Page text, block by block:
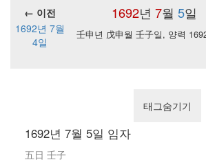
1692년 7월 5일
← 이전
1692년 7월
4일
壬申년 戊申월 壬子일, 양력
태그숨기기
1692년 7월 5일 임자
五日 壬子